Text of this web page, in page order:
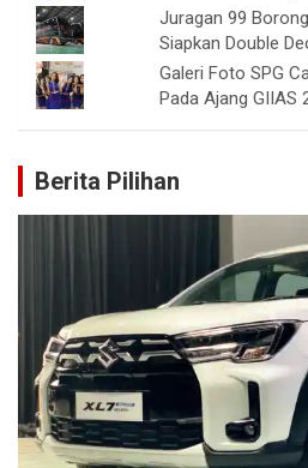
Juragan 99
Siapkan Double
Galeri Foto SPG
Pada Ajang GIIAS
Berita Pilihan